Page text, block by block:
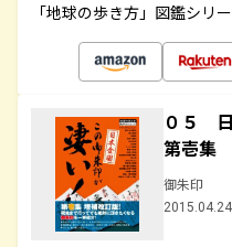
「地球の歩き方」図鑑シリ
０５
第壱集
御朱印